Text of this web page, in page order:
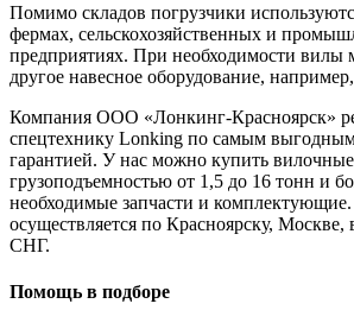
Помимо складов погрузчики
фермах, сельскохозяйственных и
предприятиях. При необходимости вилы
другое навесное оборудование,
Компания ООО «Лонкинг-Красноярск»
спецтехнику Lonking по самым
гарантией. У нас можно купить
грузоподъемностью от 1,5 до 16 тонн и
необходимые запчасти и комплектующие.
осуществляется по Красноярску,
СНГ.
Помощь в подборе